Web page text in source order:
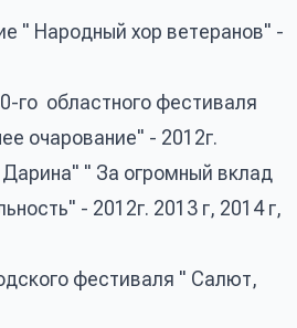
" Народный хор ветеранов" -
го областного фестиваля
очарование" - 2012г.
" За огромный вклад
- 2012г. 2013 г, 2014 г,
фестиваля " Салют,